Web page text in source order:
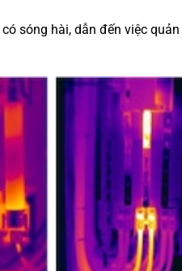
sóng hài, dẫn đến việc quản